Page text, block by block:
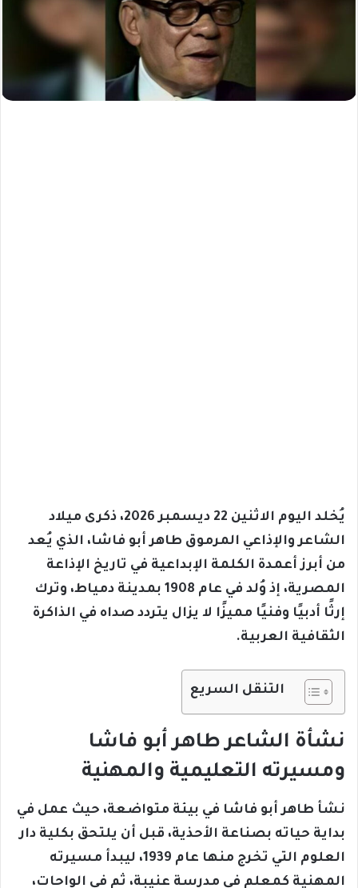
يُخلد اليوم الاثنين 22 ديسمبر 2026، ذكرى ميلاد
الشاعر والإذاعي المرموق طاهر أبو فاشا، الذي يُعد
من أبرز أعمدة الكلمة الإبداعية في تاريخ الإذاعة
المصرية، إذ وُلد في عام 1908 بمدينة دمياط، وترك
إرثًا أدبيًا وفنيًا مميزًا لا يزال يتردد صداه في الذاكرة
الثقافية العربية.
التنقل السريع
نشأة الشاعر طاهر أبو فاشا
ومسيرته التعليمية والمهنية
نشأ طاهر أبو فاشا في بيئة متواضعة، حيث عمل في
بداية حياته بصناعة الأحذية، قبل أن يلتحق بكلية دار
العلوم التي تخرج منها عام 1939، ليبدأ مسيرته
المهنية كمعلم في مدرسة عنيبة، ثم في الواحات،